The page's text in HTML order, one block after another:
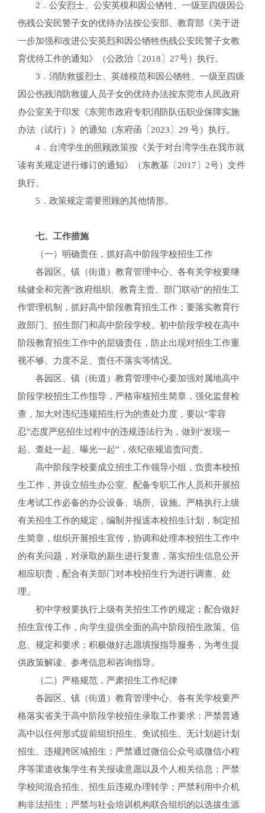
2．公安烈士、公安英模和因公牺牲、一级至四级因公
伤残公安民警子女的优待办法按公安部、教育部《关于进
一步加强和改进公安英烈和因公牺牲伤残公安民警子女教
育优待工作的通知》（公政治〔2018〕27号）执行。
3．消防救援烈士、英雄模范和因公牺牲、一级至四级
因公伤残消防救援人员子女的优待办法按东莞市人民政府
办公室关于印发《东莞市政府专职消防队伍职业保障实施
办法（试行）》的通知（东府函〔2023〕29 号）执行。
4．台湾学生的照顾政策按《关于对台湾学生在我市就
读有关规定进行修订的通知》（东教基〔2017〕2号）文件
执行。
5．政策规定需要照顾的其他情形。
七、工作措施
（一）明确责任，抓好高中阶段学校招生工作
各园区、镇（街道）教育管理中心、各有关学校要继
续健全和完善“政府组织、教育主责、部门联动”的招生工
作管理机制，抓好高中阶段教育招生工作；要落实教育行
政部门、招生部门和高中阶段学校、初中阶段学校在高中
阶段教育招生工作中的层级责任，防止出现对招生工作重
视不够、力度不足、责任不落实等情况。
各园区、镇（街道）教育管理中心要加强对属地高中
阶段学校招生工作指导，严格审核招生简章，强化监督检
查，加大对违纪违规招生行为的查处力度，要以“零容
忍”态度严惩招生过程中的违规违法行为，做到“发现一
起、查处一起、曝光一起”，依纪依规追责问责。
高中阶段学校要成立招生工作领导小组，负责本校招
生工作，并设立招生办公室、配备专职工作人员和开展招
生考试工作必备的办公设备、场所、设施。严格执行上级
有关招生工作的规定，编制并报送本校招生计划，制定招
生简章，组织开展招生宣传，协调和处理本校招生工作中
的有关问题，对录取的新生进行复查，落实招生信息公开
相应职责，配合有关部门对本校招生行为进行调查、处
理。
初中学校要执行上级有关招生工作的规定；配合做好
招生宣传工作，向学生提供全面的高中阶段招生政策、信
息、规定和要求；积极做好志愿填报指导服务，为考生提
供政策解读、参考信息和咨询指导。
（二）严格规范，严肃招生工作纪律
各园区、镇（街道）教育管理中心、各有关学校要严
格落实省关于高中阶段学校招生录取工作要求：严禁普通
高中以任何形式提前组织招生、免试招生、无计划超计划
招生、违规跨区域招生；严禁通过微信公众号或微信小程
序等渠道收集学生有关报读意愿以及个人相关信息；严禁
学校间混合招生、招生后违规办理转学；严禁利用中介机
构非法招生；严禁与社会培训机构联合组织的以选拔生源